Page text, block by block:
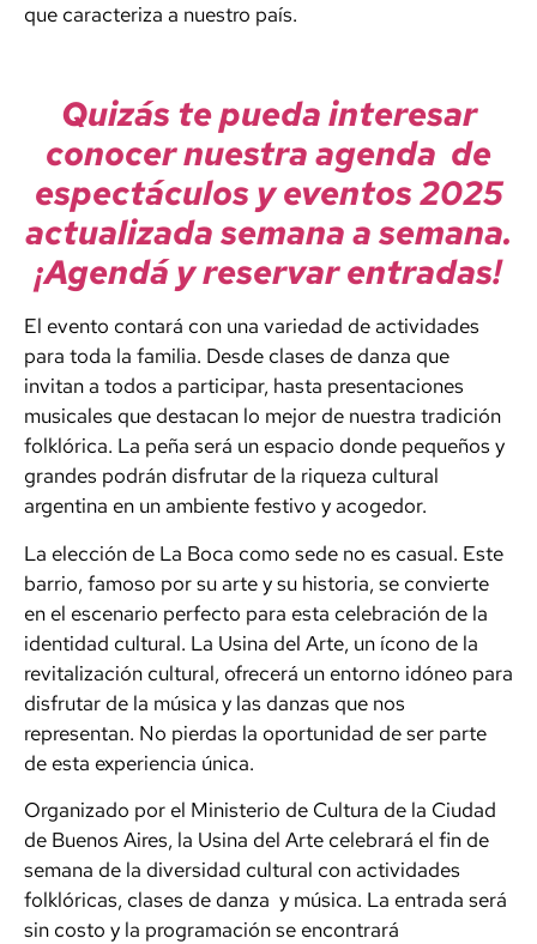
que caracteriza a nuestro país.
Quizás te pueda interesar
conocer nuestra agenda de
espectáculos y eventos 2025
actualizada semana a semana.
¡Agendá y reservar entradas!
El evento contará con una variedad de actividades
para toda la familia. Desde clases de danza que
invitan a todos a participar, hasta presentaciones
musicales que destacan lo mejor de nuestra tradición
folklórica. La peña será un espacio donde pequeños y
grandes podrán disfrutar de la riqueza cultural
argentina en un ambiente festivo y acogedor.
La elección de La Boca como sede no es casual. Este
barrio, famoso por su arte y su historia, se convierte
en el escenario perfecto para esta celebración de la
identidad cultural. La Usina del Arte, un ícono de la
revitalización cultural, ofrecerá un entorno idóneo para
disfrutar de la música y las danzas que nos
representan. No pierdas la oportunidad de ser parte
de esta experiencia única.
Organizado por el Ministerio de Cultura de la Ciudad
de Buenos Aires, la Usina del Arte celebrará el fin de
semana de la diversidad cultural con actividades
folklóricas, clases de danza y música. La entrada será
sin costo y la programación se encontrará